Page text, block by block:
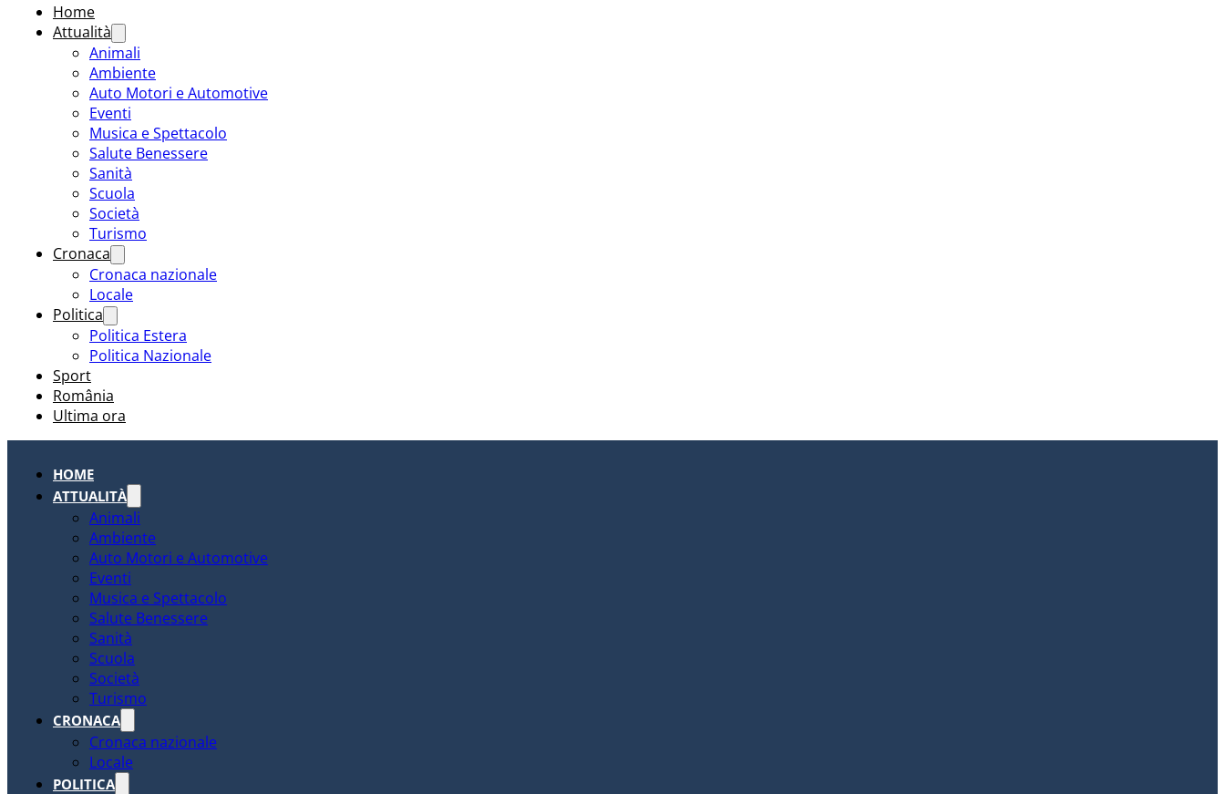
Home
Attualità
Animali
Ambiente
Auto Motori e Automotive
Eventi
Musica e Spettacolo
Salute Benessere
Sanità
Scuola
Società
Turismo
Cronaca
Cronaca nazionale
Locale
Politica
Politica Estera
Politica Nazionale
Sport
România
Ultima ora
HOME
ATTUALITÀ
Animali
Ambiente
Auto Motori e Automotive
Eventi
Musica e Spettacolo
Salute Benessere
Sanità
Scuola
Società
Turismo
CRONACA
Cronaca nazionale
Locale
POLITICA